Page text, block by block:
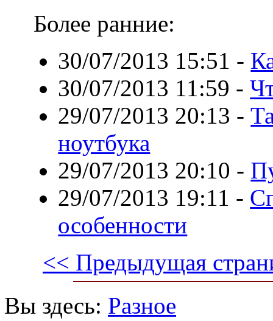
Более ранние:
30/07/2013 15:51 -
30/07/2013 11:59 -
29/07/2013 20:13 -
ноутбука
29/07/2013 20:10 -
29/07/2013 19:11 -
особенности
<< Предыдущая
Вы здесь: Разное